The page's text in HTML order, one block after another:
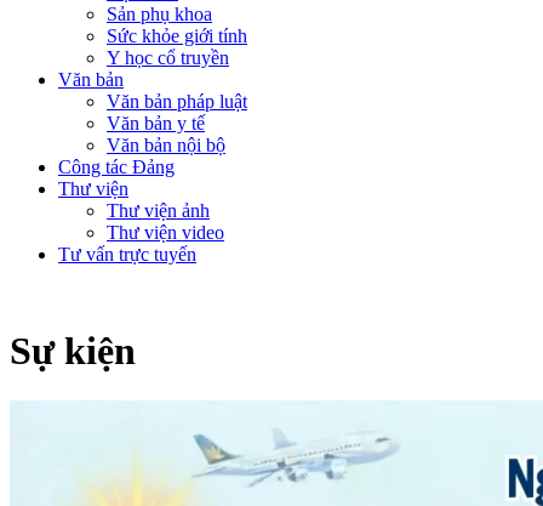
Sản phụ khoa
Sức khỏe giới tính
Y học cổ truyền
Văn bản
Văn bản pháp luật
Văn bản y tế
Văn bản nội bộ
Công tác Đảng
Thư viện
Thư viện ảnh
Thư viện video
Tư vấn trực tuyến
Sự kiện